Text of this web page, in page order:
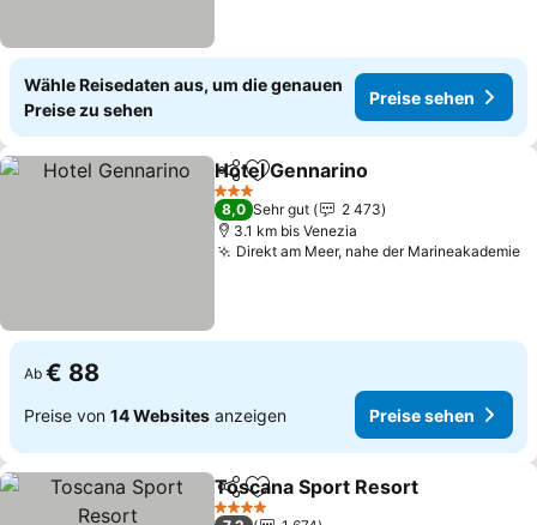
Wähle Reisedaten aus, um die genauen
Preise zu sehen
Preise sehen
TeilenZu Favoriten hinzufügen
Hotel Gennarino
3 Sterne
8,0 Sehr gut
2 473
3.1 km bis Venezia
Direkt am Meer, nahe der Marineakademie
Ab € 88
Preise von 14 Websites anzeigen Preise sehen
TeilenZu Favoriten hinzufügen
Toscana Sport Resort
4 Sterne